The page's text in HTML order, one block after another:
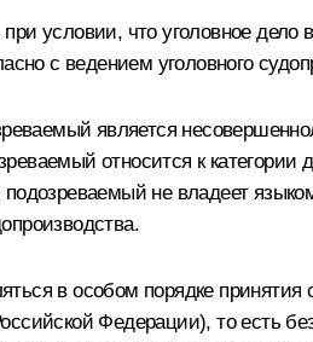
условии, что уголовное дело
с ведением уголовного
является
относится к категории
не владеет
в особом порядке
Федерации), то есть